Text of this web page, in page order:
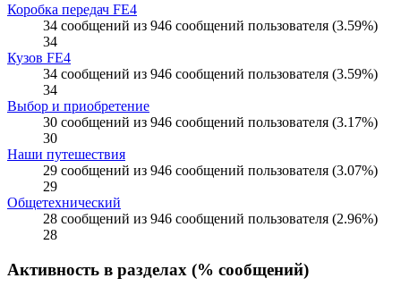
Коробка передач FE4
34 сообщений из 946 сообщений пользователя (3.59%)
34
Кузов FE4
34 сообщений из 946 сообщений пользователя (3.59%)
34
Выбор и приобретение
30 сообщений из 946 сообщений пользователя (3.17%)
30
Наши путешествия
29 сообщений из 946 сообщений пользователя (3.07%)
29
Общетехнический
28 сообщений из 946 сообщений пользователя (2.96%)
28
Активность в разделах (% сообщений)